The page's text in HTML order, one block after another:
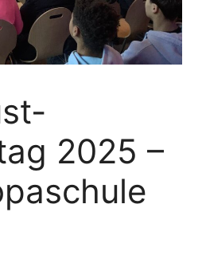
2025 –